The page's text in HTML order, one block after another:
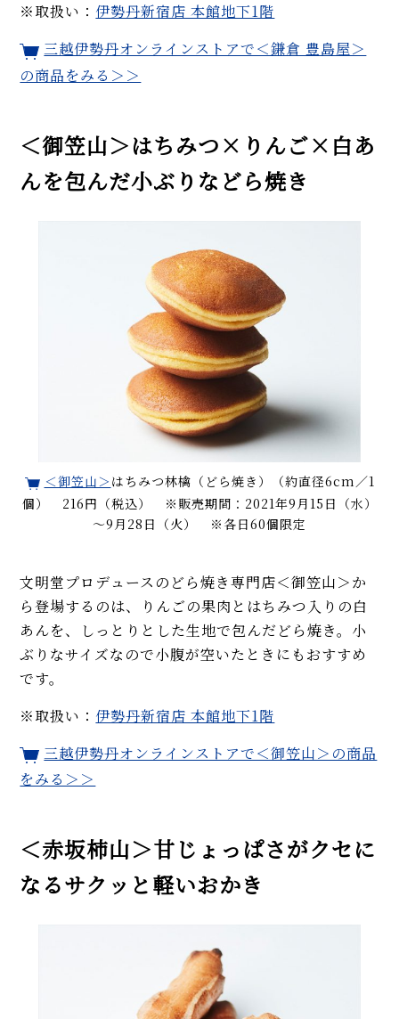
※取扱い： 伊勢丹新宿店 本館地下1階
三越伊勢丹オンラインストアで＜鎌倉 豊島屋＞
の商品をみる＞＞
＜御笠山＞はちみつ×りんご×白あ
んを包んだ小ぶりなどら焼き
＜御笠山＞ はちみつ林檎（どら焼き）（約直径6cm／1
個） 216円（税込） ※販売期間：2021年9月15日（水）
～9月28日（火） ※各日60個限定
文明堂プロデュースのどら焼き専門店＜御笠山＞か
ら登場するのは、りんごの果肉とはちみつ入りの白
あんを、しっとりとした生地で包んだどら焼き。小
ぶりなサイズなので小腹が空いたときにもおすすめ
です。
※取扱い： 伊勢丹新宿店 本館地下1階
三越伊勢丹オンラインストアで＜御笠山＞の商品
をみる＞＞
＜赤坂柿山＞甘じょっぱさがクセに
なるサクッと軽いおかき